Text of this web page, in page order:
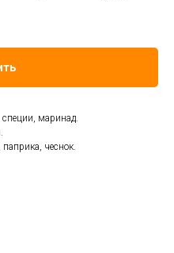
специи, маринад.
чеснок.